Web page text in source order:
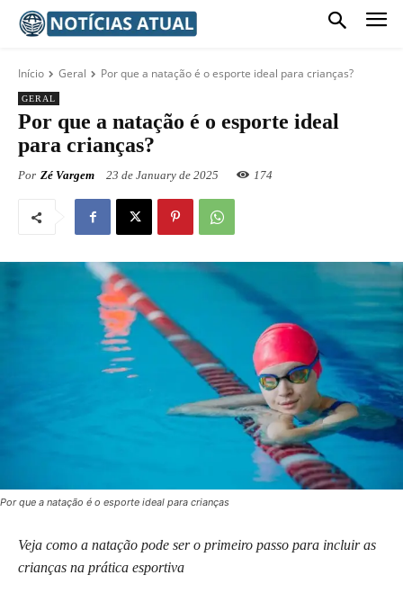
Início Geral Por que a natação é o esporte ideal para crianças?
GERAL
Por que a natação é o esporte ideal
para crianças?
Por Zé Vargem 23 de January de 2025 174
Por que a natação é o esporte ideal para crianças
Veja como a natação pode ser o primeiro passo para incluir as
crianças na prática esportiva